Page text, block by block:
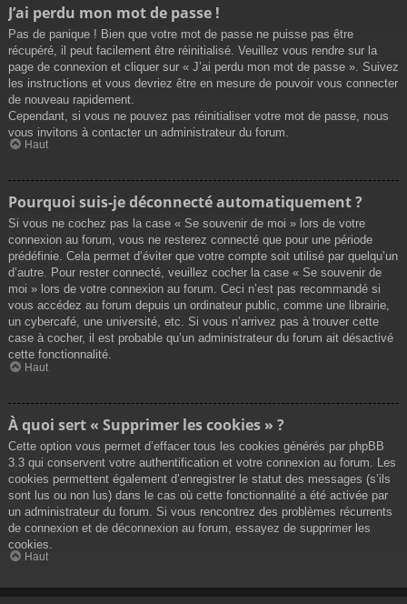
J’ai perdu mon mot de passe !
Pas de panique ! Bien que votre mot de passe ne puisse pas être
récupéré, il peut facilement être réinitialisé. Veuillez vous rendre sur la
page de connexion et cliquer sur « J’ai perdu mon mot de passe ». Suivez
les instructions et vous devriez être en mesure de pouvoir vous connecter
de nouveau rapidement.
Cependant, si vous ne pouvez pas réinitialiser votre mot de passe, nous
vous invitons à contacter un administrateur du forum.
Haut
Pourquoi suis-je déconnecté automatiquement ?
Si vous ne cochez pas la case « Se souvenir de moi » lors de votre
connexion au forum, vous ne resterez connecté que pour une période
prédéfinie. Cela permet d’éviter que votre compte soit utilisé par quelqu’un
d’autre. Pour rester connecté, veuillez cocher la case « Se souvenir de
moi » lors de votre connexion au forum. Ceci n’est pas recommandé si
vous accédez au forum depuis un ordinateur public, comme une librairie,
un cybercafé, une université, etc. Si vous n’arrivez pas à trouver cette
case à cocher, il est probable qu’un administrateur du forum ait désactivé
cette fonctionnalité.
Haut
À quoi sert « Supprimer les cookies » ?
Cette option vous permet d’effacer tous les cookies générés par phpBB
3.3 qui conservent votre authentification et votre connexion au forum. Les
cookies permettent également d’enregistrer le statut des messages (s’ils
sont lus ou non lus) dans le cas où cette fonctionnalité a été activée par
un administrateur du forum. Si vous rencontrez des problèmes récurrents
de connexion et de déconnexion au forum, essayez de supprimer les
cookies.
Haut